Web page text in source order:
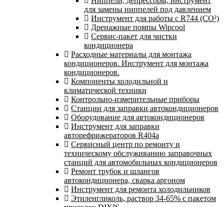
для замены ниппелей под давлением
Инструмент для работы с R744 (CO²)
Дренажные помпы Wipcool
Сервис-пакет для чистки
кондиционера
Расходные материалы для монтажа
кондиционеров. Инструмент для монтажа
кондиционеров.
Компоненты холодильной и
климатической техники
Контрольно-измерительные приборы
Станции для заправки автокондиционеров
Оборудование для автокондиционеров
Инструмент для заправки
авторефрижераторов R404a
Сервисный центр по ремонту и
техническому обслуживанию заправочных
станций для автомобильных кондиционеров
Ремонт трубок и шлангов
автокондиционера, сварка аргоном
Инструмент для ремонта холодильников
Этиленгликоль, раствор 34-65% с пакетом